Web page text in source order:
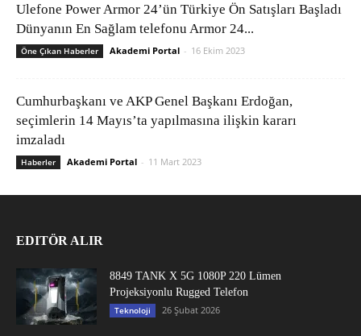
Ulefone Power Armor 24’ün Türkiye Ön Satışları Başladı
Dünyanın En Sağlam telefonu Armor 24...
Öne Çıkan Haberler Akademi Portal - 16 Ekim 2023
Cumhurbaşkanı ve AKP Genel Başkanı Erdoğan,
seçimlerin 14 Mayıs’ta yapılmasına ilişkin kararı
imzaladı
Haberler Akademi Portal - 11 Mart 2023
EDITÖR ALIR
8849 TANK X 5G 1080P 220 Lümen
Projeksiyonlu Rugged Telefon
Teknoloji 26 Şubat 2026